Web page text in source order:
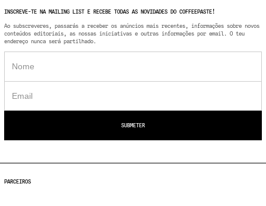
INSCREVE-TE NA MAILING LIST E RECEBE TODAS AS NOVIDADES DO COFFEEPASTE!
Ao subscreveres, passarás a receber os anúncios mais recentes, informações sobre novos
conteúdos editoriais, as nossas iniciativas e outras informações por email. O teu
endereço nunca será partilhado.
PARCEIROS